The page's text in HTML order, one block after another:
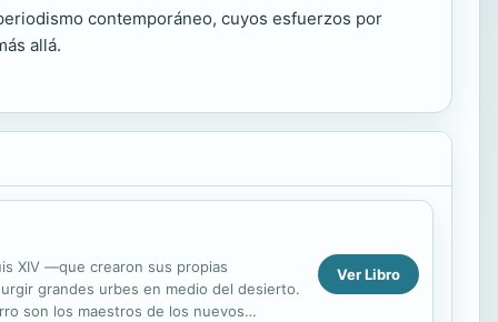
contemporáneo, cuyos esfuerzos por
allá.
XIV —que crearon sus propias
grandes urbes en medio del desierto.
son los maestros de los nuevos
Ver Libro